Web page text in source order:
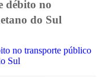
débito no
do Sul